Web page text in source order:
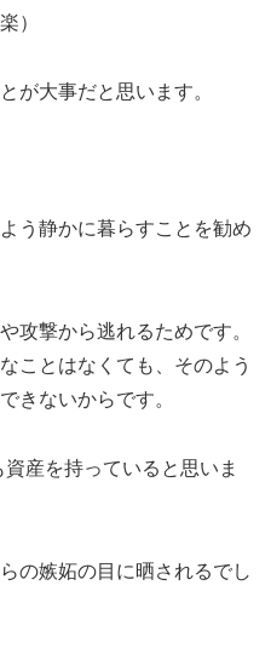
）
が大事だと思います。
う静かに暮らすことを勧め
攻撃から逃れるためです。
ことはなくても、そのよう
きないからです。
産を持っていると思いま
の嫉妬の目に晒されるでし